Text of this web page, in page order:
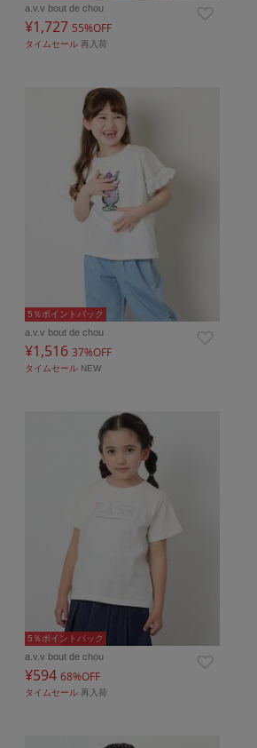
a.v.v bout de chou
¥1,727 55%OFF
タイムセール 再入荷
5％ポイントバック
a.v.v bout de chou
¥1,516 37%OFF
タイムセール NEW
5％ポイントバック
a.v.v bout de chou
¥594 68%OFF
タイムセール 再入荷